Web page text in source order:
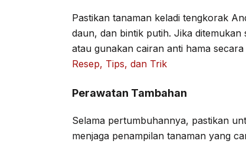
Pastikan tanaman keladi tengkorak
daun, dan bintik putih. Jika
atau gunakan cairan anti hama secara
Resep, Tips, dan Trik
Perawatan Tambahan
Selama pertumbuhannya, pastikan
menjaga penampilan tanaman yang